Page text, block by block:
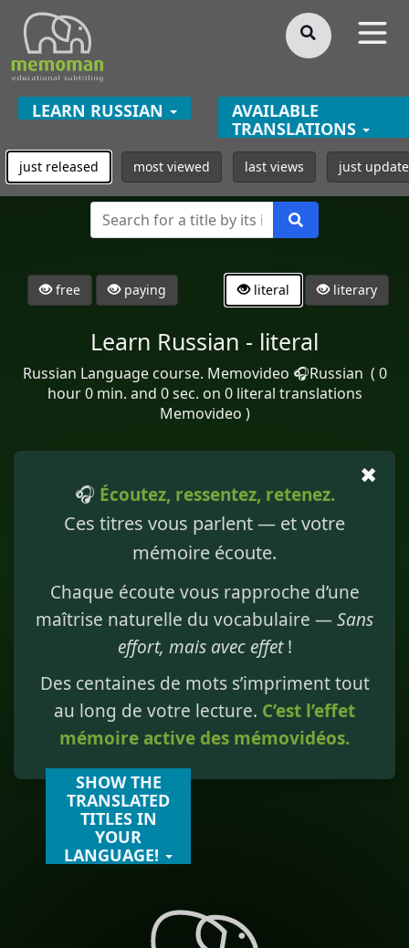
LEARN RUSSIAN
AVAILABLE
TRANSLATIONS
just released most viewed last views just
free paying literal literary
Learn Russian - literal
Russian Language course. Memovideo 🎧Russian ( 0
hour 0 min. and 0 sec. on 0 literal translations
Memovideo )
✖
🎧 Écoutez, ressentez, retenez.
Ces titres vous parlent — et votre
mémoire écoute.
Chaque écoute vous rapproche d’une
maîtrise naturelle du vocabulaire —Sans
effort, mais avec effet!
Des centaines de mots s’impriment tout
au long de votre lecture. C’est l’effet
mémoire active des mémovidéos.
SHOW THE
TRANSLATED
TITLES IN
YOUR
LANGUAGE!